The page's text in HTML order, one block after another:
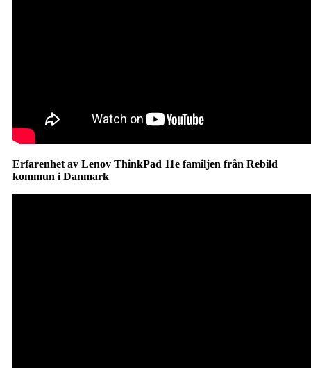
Erfarenhet av Lenov ThinkPad 11e familjen från Rebild
kommun i Danmark